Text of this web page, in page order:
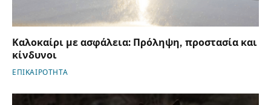
Καλοκαίρι με ασφάλεια: Πρόληψη, προστασία και
κίνδυνοι
ΕΠΙΚΑΙΡΟΤΗΤΑ